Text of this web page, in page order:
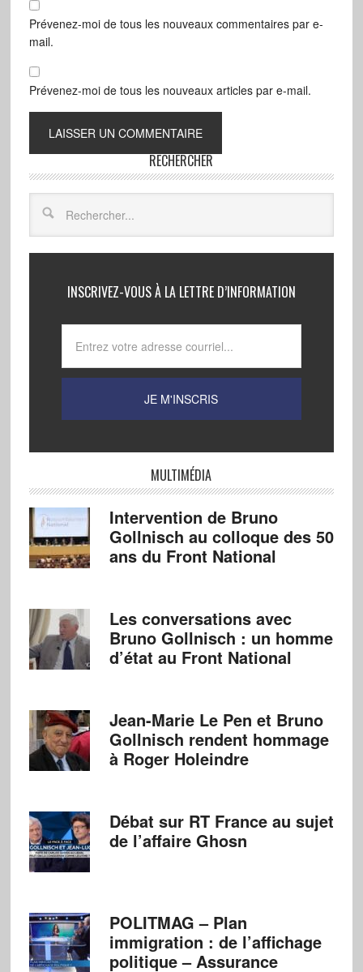
Prévenez-moi de tous les nouveaux commentaires par e-
mail.
Prévenez-moi de tous les nouveaux articles par e-mail.
RECHERCHER
INSCRIVEZ-VOUS À LA LETTRE D’INFORMATION
MULTIMÉDIA
Intervention de Bruno
Gollnisch au colloque des 50
ans du Front National
Les conversations avec
Bruno Gollnisch : un homme
d’état au Front National
Jean-Marie Le Pen et Bruno
Gollnisch rendent hommage
à Roger Holeindre
Débat sur RT France au sujet
de l’affaire Ghosn
POLITMAG – Plan
immigration : de l’affichage
politique – Assurance